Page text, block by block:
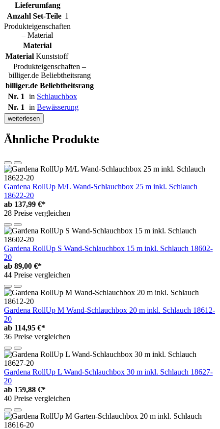
Lieferumfang
Anzahl Set-Teile 1
Produkteigenschaften
– Material
Material
Material Kunststoff
Produkteigenschaften –
billiger.de Beliebtheitsrang
billiger.de Beliebtheitsrang
Nr. 1
in Schlauchbox
Nr. 1
in Bewässerung
weiterlesen
Ähnliche Produkte
Gardena RollUp M/L Wand-Schlauchbox 25 m inkl. Schlauch
18622-20
ab 137,99 €*
28 Preise vergleichen
Gardena RollUp S Wand-Schlauchbox 15 m inkl. Schlauch 18602-
20
ab 89,00 €*
44 Preise vergleichen
Gardena RollUp M Wand-Schlauchbox 20 m inkl. Schlauch 18612-
20
ab 114,95 €*
36 Preise vergleichen
Gardena RollUp L Wand-Schlauchbox 30 m inkl. Schlauch 18627-
20
ab 159,88 €*
40 Preise vergleichen